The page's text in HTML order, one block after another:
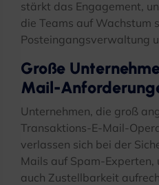
stärkt das Engagement,
die Teams auf Wachstum
Posteingangsverwaltung
Große
Mail-
Unternehmen, die groß
Transaktions-E-Mail-
verlassen sich bei der
Mails auf Spam-Experten,
auch Zustellbarkeit